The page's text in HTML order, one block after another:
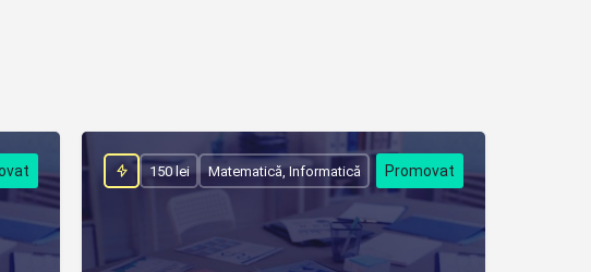
150 lei Matematică, Informatică